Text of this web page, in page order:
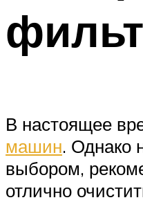
В настоящее
машин. Однако
выбором,
отлично